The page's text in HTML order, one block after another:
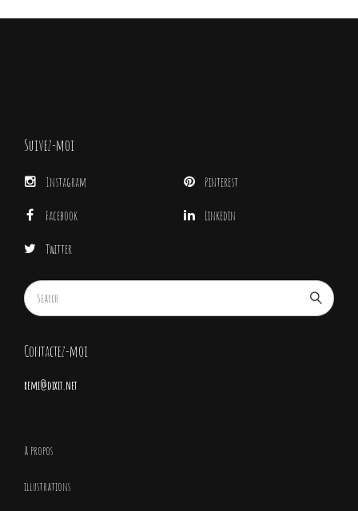
Suivez-moi
Instagram
Facebook
Twitter
Pinterest
Linkedin
Contactez-moi
remi@dixit.net
à propos
illustrations